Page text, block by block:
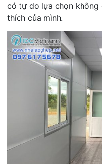
có tự do lựa chọn không
thích của mình.